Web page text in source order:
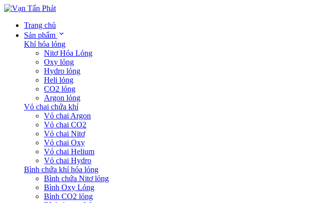
Trang chủ
Sản phẩm
Khí hóa lỏng
Nitơ Hóa Lỏng
Oxy lỏng
Hydro lỏng
Heli lỏng
CO2 lỏng
Argon lỏng
Vỏ chai chứa khí
Vỏ chai Argon
Vỏ chai CO2
Vỏ chai Nitơ
Vỏ chai Oxy
Vỏ chai Helium
Vỏ chai Hydro
Bình chứa khí hóa lỏng
Bình chứa Nitơ lỏng
Bình Oxy Lỏng
Bình CO2 lỏng